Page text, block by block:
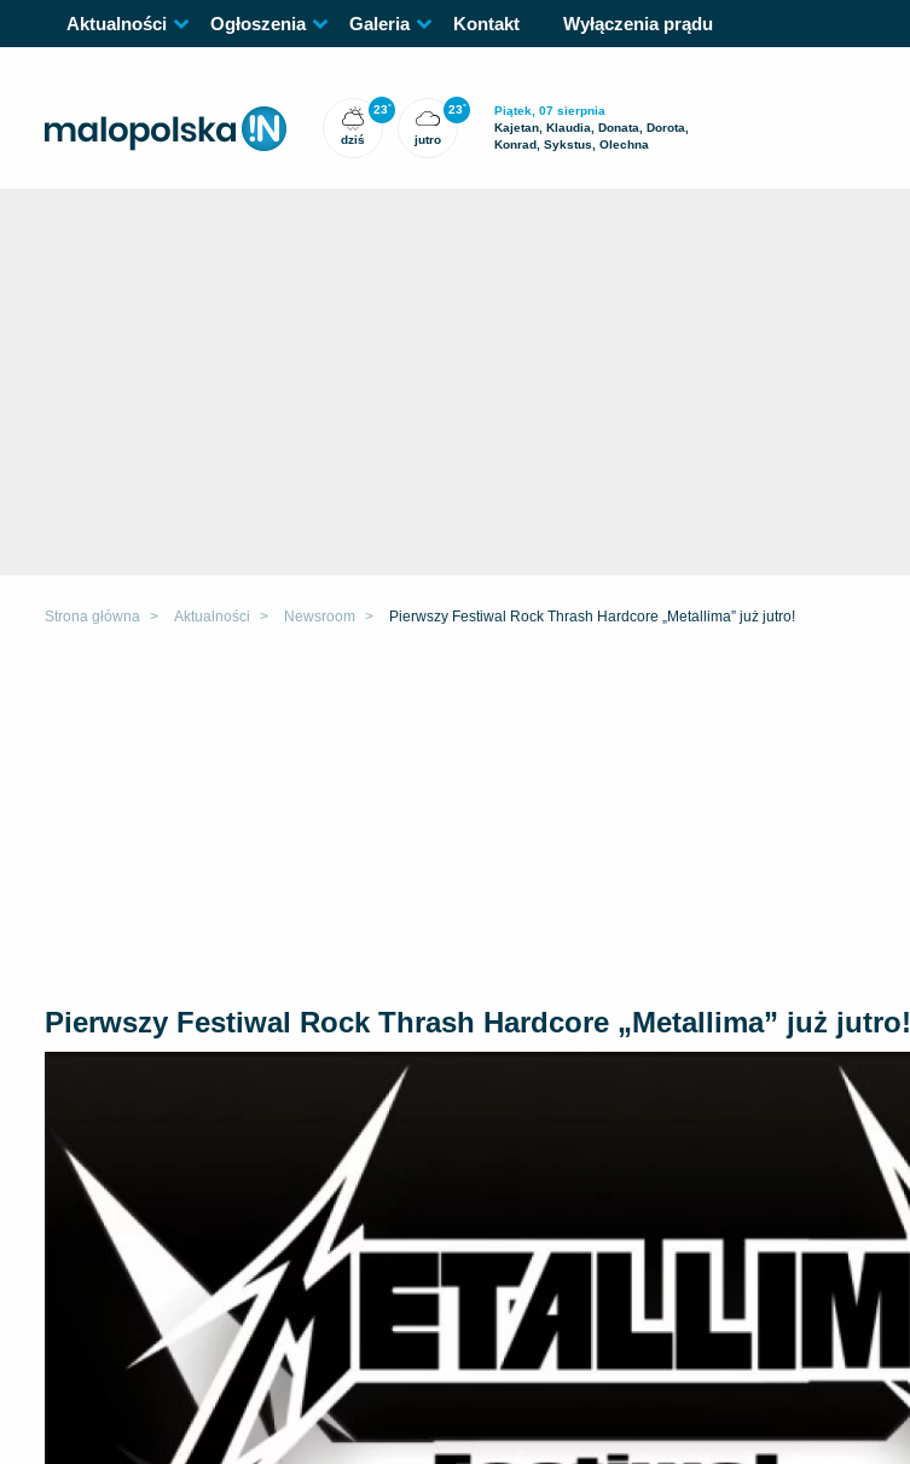
Aktualności Ogłoszenia Galeria Kontakt Wyłączenia prądu
23°
dziś
23°
jutro
Piątek, 07 sierpnia
Kajetan, Klaudia, Donata, Dorota,
Konrad, Sykstus, Olechna
Strona główna Aktualności Newsroom Pierwszy Festiwal Rock Thrash Hardcore „Metallima” już jutro!
Pierwszy Festiwal Rock Thrash Hardcore „Metallima” już jutro!